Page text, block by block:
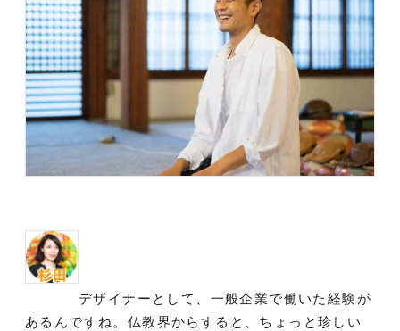
デザイナーとして、一般企業で働いた経験が
あるんですね。仏教界からすると、ちょっと珍しい